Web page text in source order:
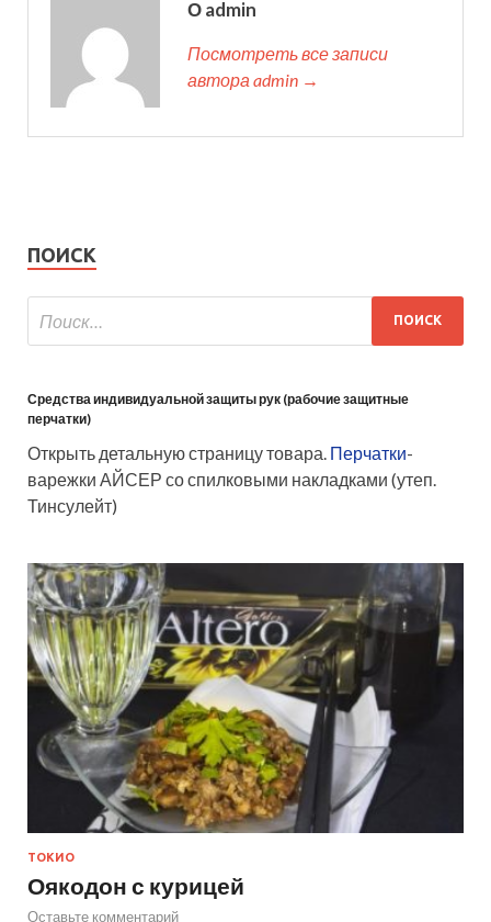
О admin
Посмотреть все записи
автора admin →
ПОИСК
Средства индивидуальной защиты рук (рабочие защитные
перчатки)
Открыть детальную страницу товара. Перчатки-
варежки АЙСЕР со спилковыми накладками (утеп.
Тинсулейт)
ТОКИО
Оякодон с курицей
Оставьте комментарий